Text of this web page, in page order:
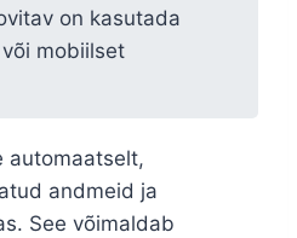
on kasutada
mobiilset
automaatselt,
andmeid ja
See võimaldab